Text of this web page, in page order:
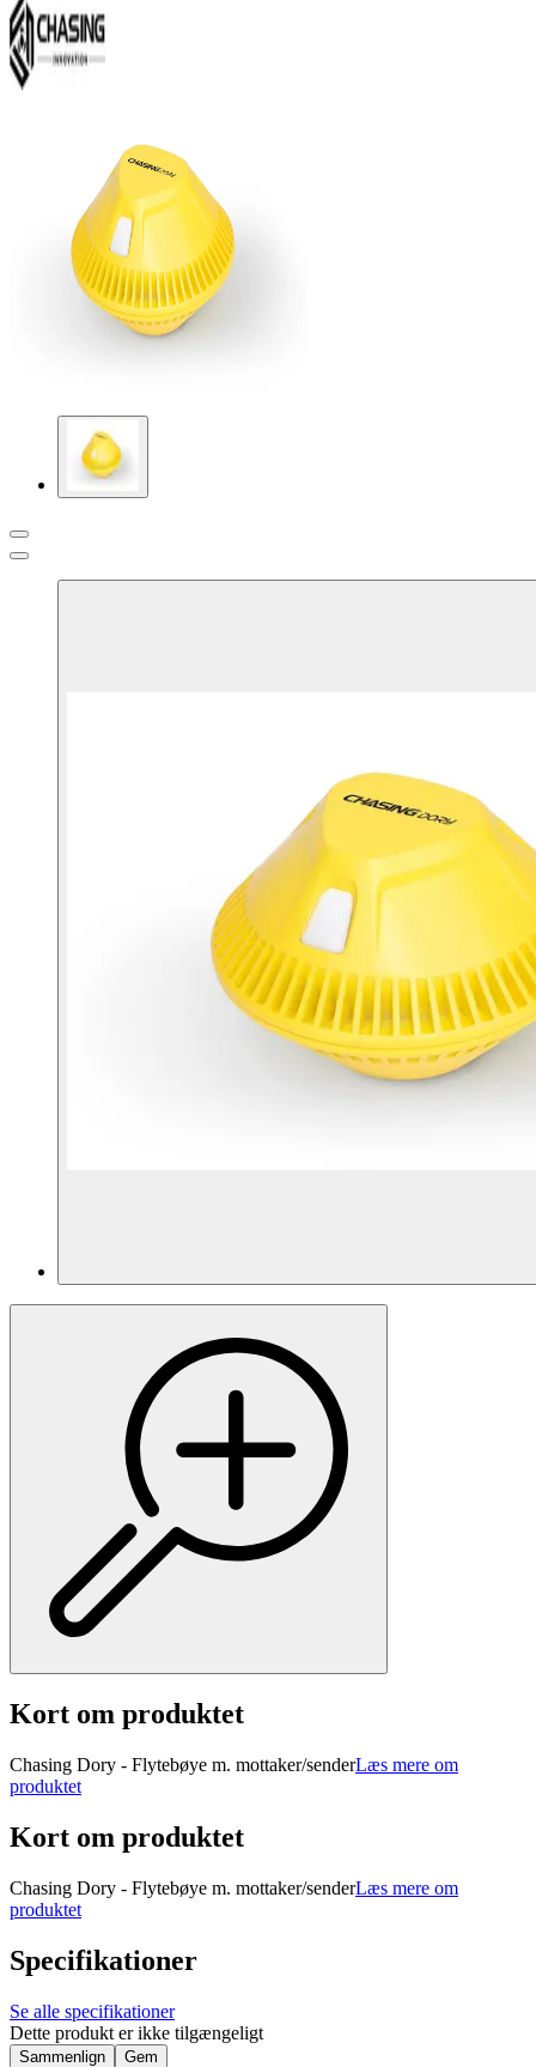
Kort om produktet
Chasing Dory - Flytebøye m. mottaker/senderLæs mere om
produktet
Kort om produktet
Chasing Dory - Flytebøye m. mottaker/senderLæs mere om
produktet
Specifikationer
Se alle specifikationer
Dette produkt er ikke tilgængeligt
Sammenlign Gem